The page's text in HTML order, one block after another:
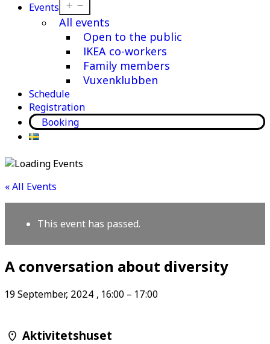
Events
menu
All events
Open to the public
IKEA co-workers
Family members
Vuxenklubben
Schedule
Registration
Booking
« All Events
This event has passed.
A conversation about diversity
19 September, 2024 , 16:00 – 17:00
Aktivitetshuset